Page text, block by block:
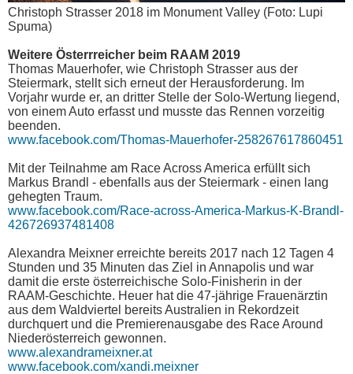
Christoph Strasser 2018 im Monument Valley (Foto: Lupi
Spuma)
Weitere Österrreicher beim RAAM 2019
Thomas Mauerhofer, wie Christoph Strasser aus der
Steiermark, stellt sich erneut der Herausforderung. Im
Vorjahr wurde er, an dritter Stelle der Solo-Wertung liegend,
von einem Auto erfasst und musste das Rennen vorzeitig
beenden.
www.facebook.com/Thomas-Mauerhofer-258267617860451
Mit der Teilnahme am Race Across America erfüllt sich
Markus Brandl - ebenfalls aus der Steiermark - einen lang
gehegten Traum.
www.facebook.com/Race-across-America-Markus-K-Brandl-
426726937481408
Alexandra Meixner erreichte bereits 2017 nach 12 Tagen 4
Stunden und 35 Minuten das Ziel in Annapolis und war
damit die erste österreichische Solo-Finisherin in der
RAAM-Geschichte. Heuer hat die 47-jährige Frauenärztin
aus dem Waldviertel bereits Australien in Rekordzeit
durchquert und die Premierenausgabe des Race Around
Niederösterreich gewonnen.
www.alexandrameixner.at
www.facebook.com/xandi.meixner